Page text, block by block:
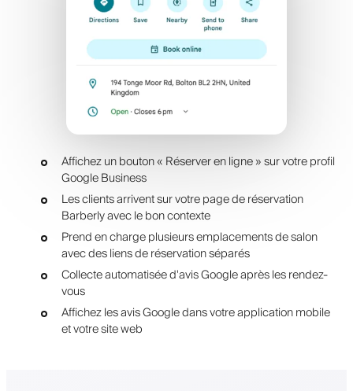
Affichez un bouton « Réserver en ligne » sur votre profil
Google Business
Les clients arrivent sur votre page de réservation
Barberly avec le bon contexte
Prend en charge plusieurs emplacements de salon
avec des liens de réservation séparés
Collecte automatisée d'avis Google après les rendez-
vous
Affichez les avis Google dans votre application mobile
et votre site web